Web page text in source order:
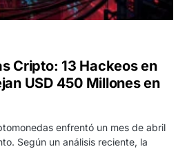
Cripto: 13 Hackeos en
USD 450 Millones en
enfrentó un mes de abril
Según un análisis reciente, la